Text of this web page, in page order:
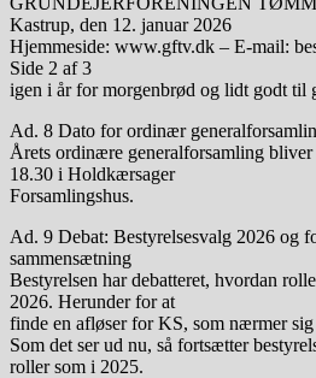
Kastrup, den 12. januar 2026
Hjemmeside: www.gftv.dk – E-mail:
Side 2 af 3
igen i år for morgenbrød og lidt godt til
Ad. 8 Dato for ordinær
Årets ordinære generalforsamling
18.30 i Holdkærsager
Forsamlingshus.
Ad. 9 Debat: Bestyrelsesvalg 2026 og
sammensætning
Bestyrelsen har debatteret, hvordan
2026. Herunder for at
finde en afløser for KS, som nærmer sig
Som det ser ud nu, så fortsætter
roller som i 2025.